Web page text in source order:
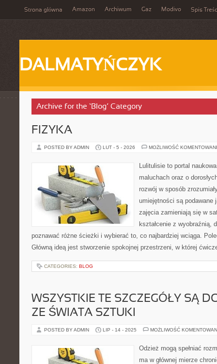
Strona główna Amazon Archiwum Gaz Modivo Spis
DALMATYŃCZYK
Archive for the ‘Blog’ Category
FIZYKA
POSTED BY ADMIN LUT - 5 - 2026 MOŻLIWOŚĆ
Lulitulisie to portal
maluchach oraz o
rozwój w sposób
umiejętności są podawane
zajęcia zamieniają się w
kształcenie z wyobraźnią,
poznawać różne ścieżki i wybierać to, co najbardziej wciąga.
Główną ideą jest stworzenie spokojnej przestrzeni, w której
CATEGORIES: BLOG
WSZYSTKIE TE SZCZEGÓŁY SĄ
ZE ŚWIATA SZTUKI
POSTED BY ADMIN LIP - 14 - 2025 MOŻLIWOŚĆ
Odzież mogą spełniać
ma w głównej mierze